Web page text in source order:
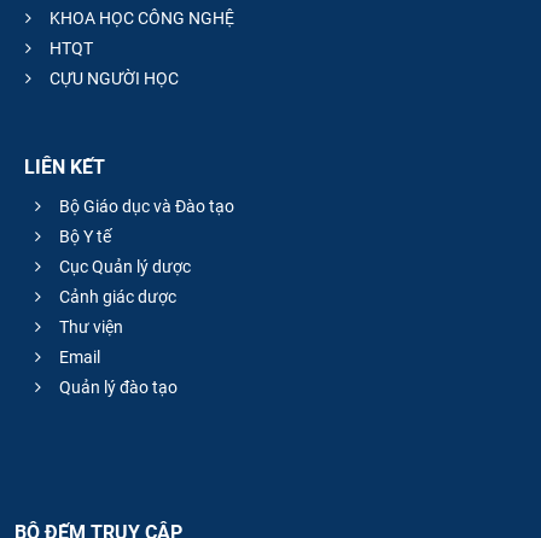
KHOA HỌC CÔNG NGHỆ
HTQT
CỰU NGƯỜI HỌC
LIÊN KẾT
Bộ Giáo dục và Đào tạo
Bộ Y tế
Cục Quản lý dược
Cảnh giác dược
Thư viện
Email
Quản lý đào tạo
BỘ ĐẾM TRUY CẬP